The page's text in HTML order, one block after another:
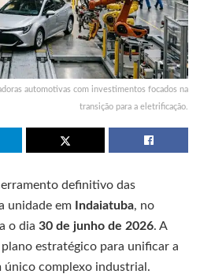
automotivas com investimentos focados na
transição para a eletrificação.
definitivo das
unidade em
Indaiatuba, no
o dia 30 de junho de 2026. A
estratégico para unificar a
único complexo industrial.